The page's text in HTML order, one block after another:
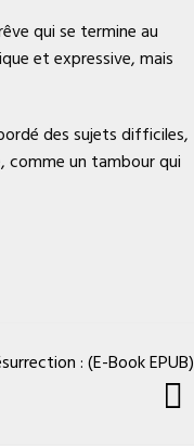
qui se termine au
et expressive, mais
des sujets difficiles,
comme un tambour qui
: (E-Book EPUB)